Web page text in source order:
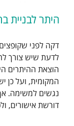
היתר לבניית
דקה לפני
לדעת שיש צורך
הוצאת ההיתרים
המקומית, ועל כן
נגשים למשימה.
דורשת אישורים,